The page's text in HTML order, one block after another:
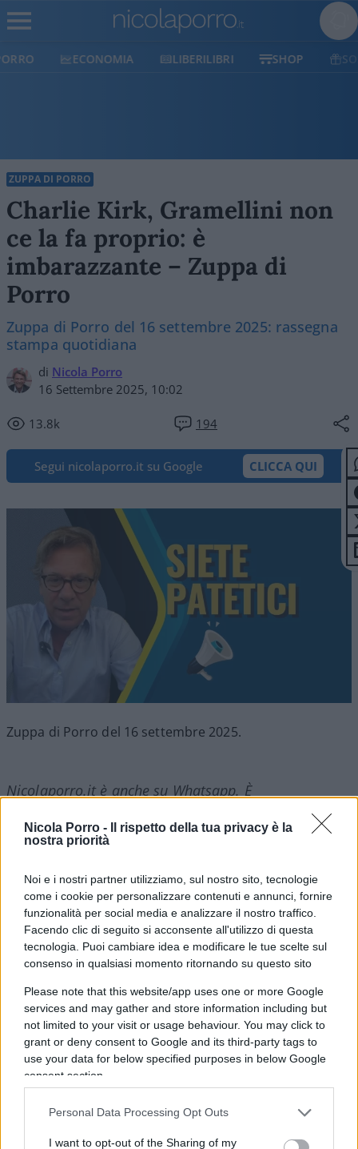
Nicola Porro -
Il rispetto della tua privacy è la
nostra priorità
Noi e i nostri partner utilizziamo, sul nostro sito, tecnologie
come i cookie per personalizzare contenuti e annunci, fornire
funzionalità per social media e analizzare il nostro traffico.
Facendo clic di seguito si acconsente all'utilizzo di questa
tecnologia. Puoi cambiare idea e modificare le tue scelte sul
consenso in qualsiasi momento ritornando su questo sito
Please note that this website/app uses one or more Google
services and may gather and store information including but
not limited to your visit or usage behaviour. You may click to
grant or deny consent to Google and its third-party tags to
use your data for below specified purposes in below Google
consent section.
Personal Data Processing Opt Outs
I want to opt-out of the Sharing of my
ECONOMIA LIBERILIBRI SHOP SOSTIENICI
ZUPPA DI PORRO
Charlie Kirk, Gramellini non
ce la fa proprio: è
imbarazzante – Zuppa di
Porro
Zuppa di Porro del 16 settembre 2025: rassegna
stampa quotidiana
di Nicola Porro
16 Settembre 2025, 10:02
13.8k 194
Segui nicolaporro.it su Google CLICCA QUI
Zuppa di Porro del 16 settembre 2025.
Nicolaporro.it è anche su Whatsapp. È
per iscriversi al canale ed
essere sempre aggiornati (gratis).
194
Leggi i commenti
Vignetta del 07/08/2026
Vai all'archivio delle vignette